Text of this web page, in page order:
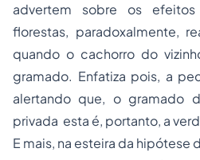
advertem sobre os
florestas, paradoxalmente,
quando o cachorro do
gramado. Enfatiza pois, a
alertando que, o gramado
privada  esta é, portanto, a
E mais, na esteira da hipótese